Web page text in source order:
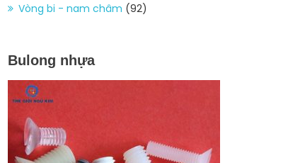
Vòng bi - nam châm (92)
Bulong nhựa